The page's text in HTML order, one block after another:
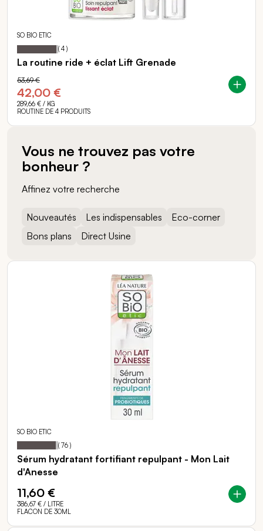
SO BIO ETIC
Notation: 95
% of
( 4 )
La routine ride + éclat Lift Grenade
42,00 €
53,69 €
289,66 € / KG
ROUTINE DE 4 PRODUITS
Vous ne trouvez pas votre
bonheur ?
Affinez votre recherche
Nouveautés Les indispensables
Eco-corner
Bons plans
Direct Usine
SO BIO ETIC
Notation: 94
% of
( 76 )
Sérum hydratant fortifiant repulpant - Mon Lait
d'Anesse
11,60 €
386,67 € / LITRE
FLACON DE 30ML